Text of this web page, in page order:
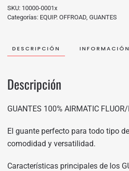
SKU: 10000-0001x
Categorías: EQUIP. OFFROAD, GUANTES
DESCRIPCIÓN
Descripción
GUANTES 100% AIRMATIC FLUOR/
El guante perfecto para todo tipo
comodidad y versatilidad.
Características principales de los